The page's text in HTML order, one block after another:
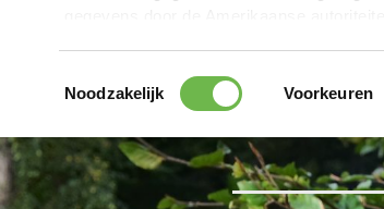
overdracht niet plaatsvinden. Voor meer
We geven u hier graag meer
Toestemmingsselectie
Noodzakelijk Voorkeuren